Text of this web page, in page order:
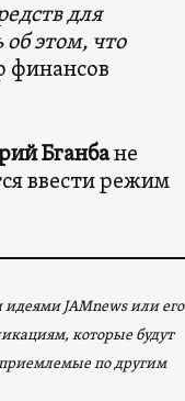
для
этом, что
финансов
Бганбане
ввести режим
JAMnews или его
которые будут
по другим